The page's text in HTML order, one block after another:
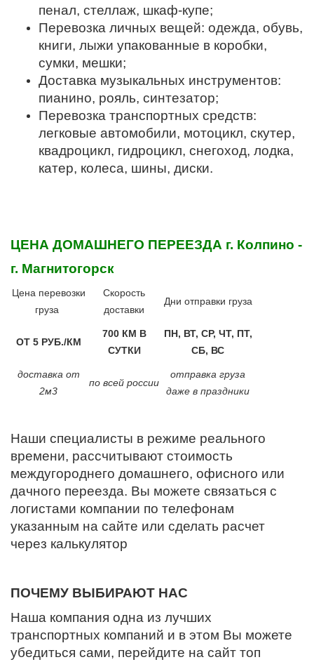
пенал, стеллаж, шкаф-купе;
Перевозка личных вещей: одежда, обувь,
книги, лыжи упакованные в коробки,
сумки, мешки;
Доставка музыкальных инструментов:
пианино, рояль, синтезатор;
Перевозка транспортных средств:
легковые автомобили, мотоцикл, скутер,
квадроцикл, гидроцикл, снегоход, лодка,
катер, колеса, шины, диски.
ЦЕНА ДОМАШНЕГО ПЕРЕЕЗДА г. Колпино -
г. Магнитогорск
Цена перевозки
груза
Скорость
доставки
Дни отправки груза
ОТ 5 РУБ./КМ
700 КМ В
СУТКИ
ПН, ВТ, СР, ЧТ, ПТ,
СБ, ВС
доставка от
2м3
по всей россии
отправка груза
даже в праздники
Наши специалисты в режиме реального
времени, рассчитывают стоимость
междугороднего домашнего, офисного или
дачного переезда. Вы можете связаться с
логистами компании по телефонам
указанным на сайте или сделать расчет
через калькулятор
ПОЧЕМУ ВЫБИРАЮТ НАС
Наша компания одна из лучших
транспортных компаний и в этом Вы можете
убедиться сами, перейдите на сайт топ